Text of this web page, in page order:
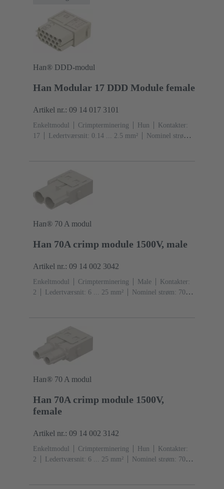
Han® DDD-modul
Han Modular 17 DDD Module female
Artikel nr.: 09 14 017 3101
Enkeltmodul Crimpterminering Hun
Kontakter:
17
Ledertværsnit: 0.14 ... 2.5 mm²
Nominel strøm:
Han® 70 A modul
Han 70A crimp module 1500V, male
Artikel nr.: 09 14 002 3042
Enkeltmodul Crimpterminering Male
Kontakter:
2
Ledertværsnit: 6 ... 25 mm²
Nominel strøm: ‌70
Han® 70 A modul
Han 70A crimp module 1500V,
female
Artikel nr.: 09 14 002 3142
Enkeltmodul Crimpterminering Hun
Kontakter:
2
Ledertværsnit: 6 ... 25 mm²
Nominel strøm: ‌70